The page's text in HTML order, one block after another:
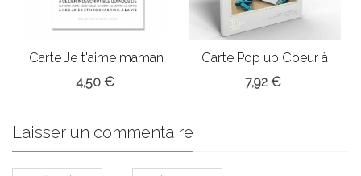
Carte Je t'aime maman
4,50 €
Carte Pop up Coeur à
fabriquer
7,92 €
Laisser un commentaire